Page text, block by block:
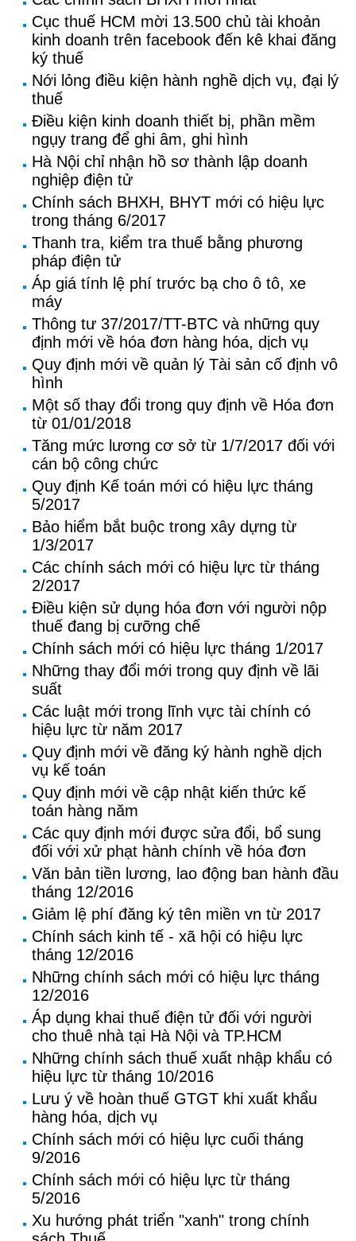
Cục thuế HCM mời 13.500 chủ tài khoản
kinh doanh trên facebook đến kê khai đăng
ký thuế
Nới lỏng điều kiện hành nghề dịch vụ, đại lý
thuế
Điều kiện kinh doanh thiết bị, phần mềm
ngụy trang để ghi âm, ghi hình
Hà Nội chỉ nhận hồ sơ thành lập doanh
nghiệp điện tử
Chính sách BHXH, BHYT mới có hiệu lực
trong tháng 6/2017
Thanh tra, kiểm tra thuế bằng phương
pháp điện tử
Áp giá tính lệ phí trước bạ cho ô tô, xe
máy
Thông tư 37/2017/TT-BTC và những quy
định mới về hóa đơn hàng hóa, dịch vụ
Quy định mới về quản lý Tài sản cố định vô
hình
Một số thay đổi trong quy định về Hóa đơn
từ 01/01/2018
Tăng mức lương cơ sở từ 1/7/2017 đối với
cán bộ công chức
Quy định Kế toán mới có hiệu lực tháng
5/2017
Bảo hiểm bắt buộc trong xây dựng từ
1/3/2017
Các chính sách mới có hiệu lực từ tháng
2/2017
Điều kiện sử dụng hóa đơn với người nộp
thuế đang bị cưỡng chế
Chính sách mới có hiệu lực tháng 1/2017
Những thay đổi mới trong quy định về lãi
suất
Các luật mới trong lĩnh vực tài chính có
hiệu lực từ năm 2017
Quy định mới về đăng ký hành nghề dịch
vụ kế toán
Quy định mới về cập nhật kiến thức kế
toán hàng năm
Các quy định mới được sửa đổi, bổ sung
đối với xử phạt hành chính về hóa đơn
Văn bản tiền lương, lao động ban hành đầu
tháng 12/2016
Giảm lệ phí đăng ký tên miền vn từ 2017
Chính sách kinh tế - xã hội có hiệu lực
tháng 12/2016
Những chính sách mới có hiệu lực tháng
12/2016
Áp dụng khai thuế điện tử đối với người
cho thuê nhà tại Hà Nội và TP.HCM
Những chính sách thuế xuất nhập khẩu có
hiệu lực từ tháng 10/2016
Lưu ý về hoàn thuế GTGT khi xuất khẩu
hàng hóa, dịch vụ
Chính sách mới có hiệu lực cuối tháng
9/2016
Chính sách mới có hiệu lực từ tháng
5/2016
Xu hướng phát triển "xanh" trong chính